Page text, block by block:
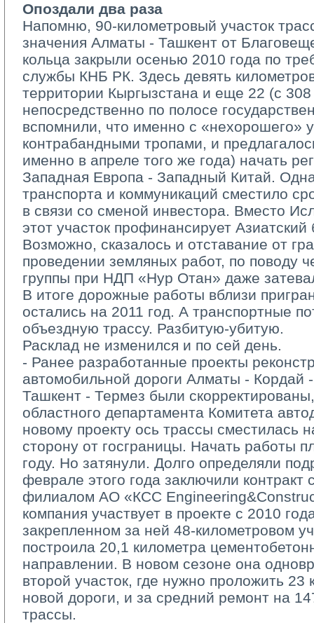
Опоздали два раза
Напомню, 90-километровый участок
значения Алматы - Ташкент от
кольца закрыли осенью 2010 года по
службы КНБ РК. Здесь девять
территории Кыргызстана и еще 22 (с
непосредственно по полосе
вспомнили, что именно с «нехорошего»
контрабандными тропами, и
именно в апреле того же года) начать
Западная Европа - Западный Китай.
транспорта и коммуникаций сместило
в связи со сменой инвестора. Вместо
этот участок профинансирует Азиатский
Возможно, сказалось и отставание от
проведении земляных работ, по поводу
группы при НДП «Нур Отан» даже
В итоге дорожные работы вблизи
остались на 2011 год. А транспортные
объездную трассу. Разбитую-убитую.
Расклад не изменился и по сей день.
- Ранее разработанные проекты
автомобильной дороги Алматы - Кордай
Ташкент - Термез были
областного департамента Комитета
новому проекту ось трассы сместилась
сторону от госграницы. Начать работы
году. Но затянули. Долго определяли
феврале этого года заключили
филиалом АО «КСС
компания участвует в проекте с 2010
закрепленном за ней 48-километровом
построила 20,1 километра
направлении. В новом сезоне она
второй участок, где нужно проложить
новой дороги, и за средний ремонт на
трассы.